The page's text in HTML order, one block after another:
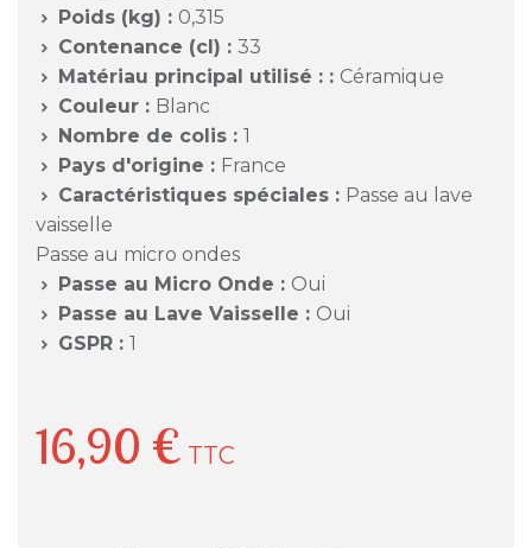
 Poids (kg) : 0,315
 Contenance (cl) : 33
 Matériau principal utilisé : : Céramique
 Couleur : Blanc
 Nombre de colis : 1
 Pays d'origine : France
 Caractéristiques spéciales : Passe au lave
vaisselle
Passe au micro ondes
 Passe au Micro Onde : Oui
 Passe au Lave Vaisselle : Oui
 GSPR : 1
16,90 € TTC